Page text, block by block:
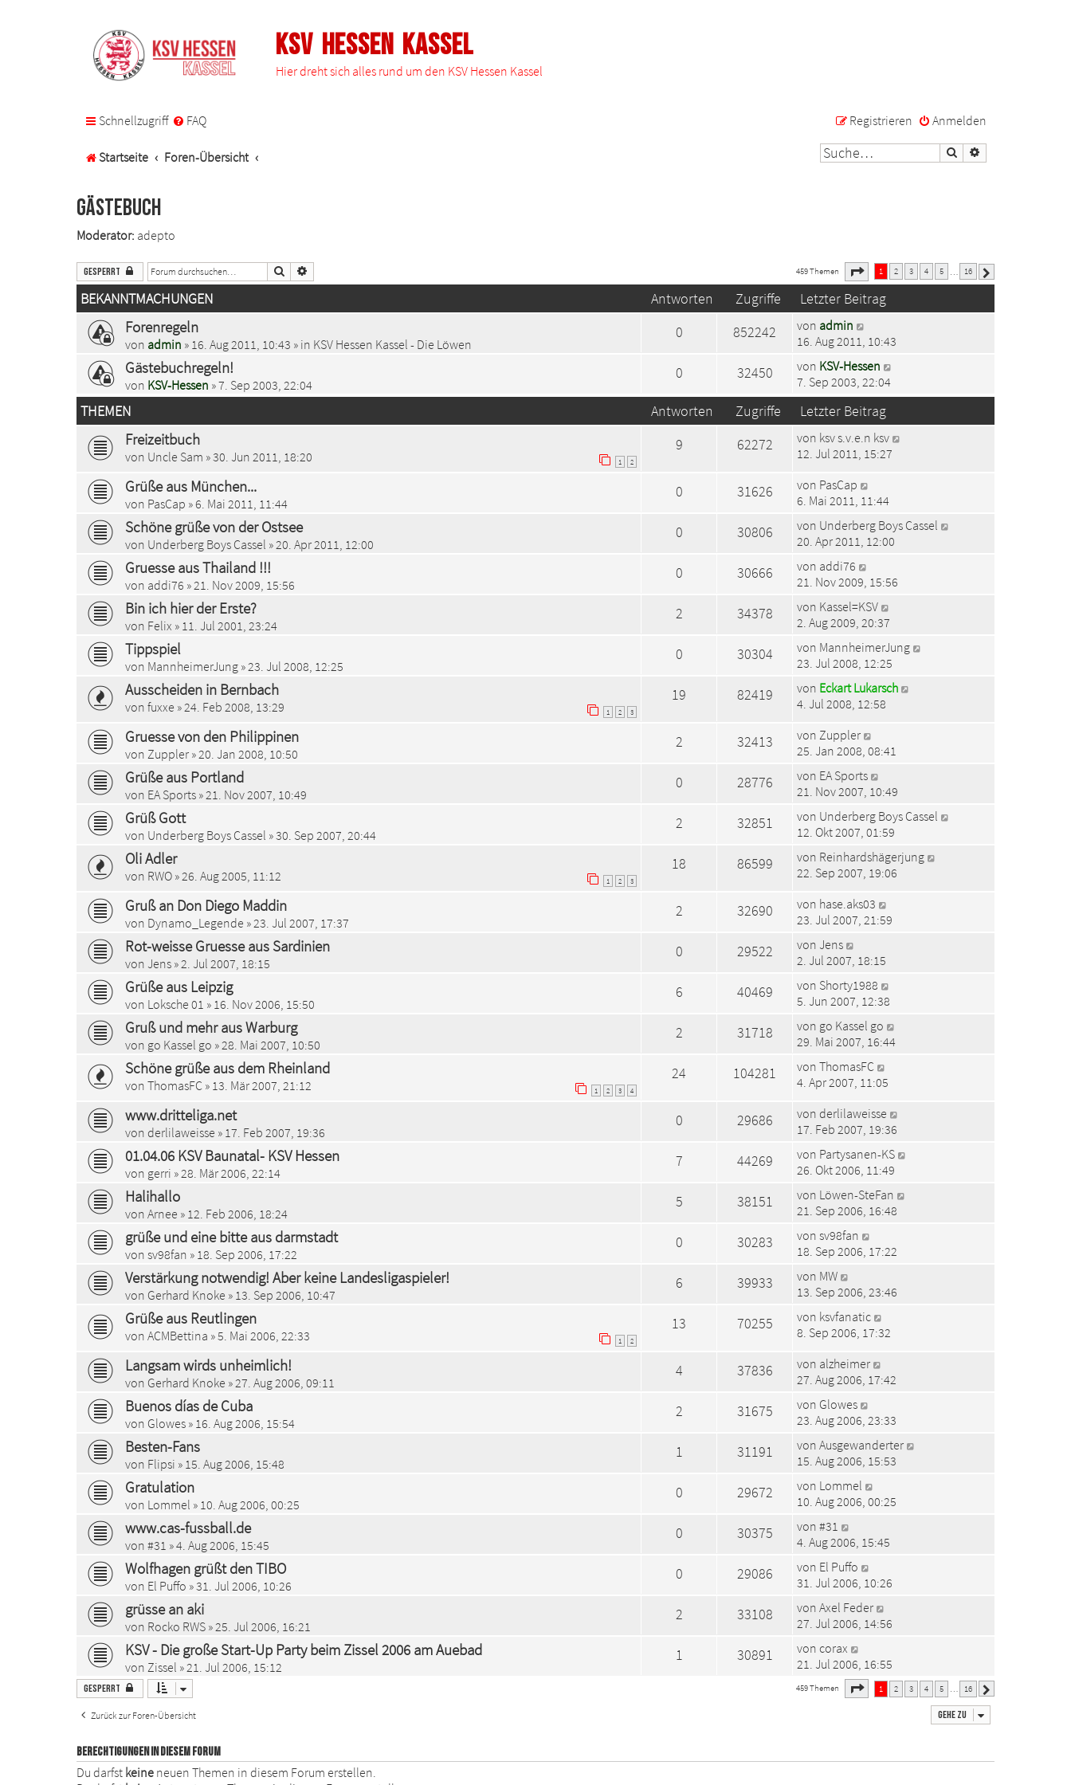
KSV Hessen Kassel
Hier dreht sich alles rund um den KSV Hessen Kassel
Schnellzugriff FAQ Anmelden
Registrieren
Startseite Foren-Übersicht Suche
Gästebuch
Moderator: adepto
Gesperrt Suche 459 Themen Seite von 16
1 2 3 4 5 16
BEKANNTMACHUNGEN Antworten Zugriffe Letzter Beitrag
Forenregeln
von admin » 16. Aug 2011, 10:43 » in KSV Hessen Kassel - Die Löwen
0 852242 von admin
16. Aug 2011, 10:43
Gästebuchregeln!
von KSV-Hessen » 7. Sep 2003, 22:04
0 32450 von KSV-Hessen
7. Sep 2003, 22:04
THEMEN Antworten Zugriffe Letzter Beitrag
Freizeitbuch
von Uncle Sam » 30. Jun 2011, 18:20 1 2
9 62272 von ksv s.v.e.n ksv
12. Jul 2011, 15:27
Grüße aus München...
von PasCap » 6. Mai 2011, 11:44
0 31626 von PasCap
6. Mai 2011, 11:44
Schöne grüße von der Ostsee
von Underberg Boys Cassel » 20. Apr 2011, 12:00
0 30806 von Underberg Boys Cassel
20. Apr 2011, 12:00
Gruesse aus Thailand !!!
von addi76 » 21. Nov 2009, 15:56
0 30666 von addi76
21. Nov 2009, 15:56
Bin ich hier der Erste?
von Felix » 11. Jul 2001, 23:24
2 34378 von Kassel=KSV
2. Aug 2009, 20:37
Tippspiel
von MannheimerJung » 23. Jul 2008, 12:25
0 30304 von MannheimerJung
23. Jul 2008, 12:25
Ausscheiden in Bernbach
von fuxxe » 24. Feb 2008, 13:29 1 2 3
19 82419 von Eckart Lukarsch
4. Jul 2008, 12:58
Gruesse von den Philippinen
von Zuppler » 20. Jan 2008, 10:50
2 32413 von Zuppler
25. Jan 2008, 08:41
Grüße aus Portland
von EA Sports » 21. Nov 2007, 10:49
0 28776 von EA Sports
21. Nov 2007, 10:49
Grüß Gott
von Underberg Boys Cassel » 30. Sep 2007, 20:44
2 32851 von Underberg Boys Cassel
12. Okt 2007, 01:59
Oli Adler
von RWO » 26. Aug 2005, 11:12 1 2 3
18 86599 von Reinhardshägerjung
22. Sep 2007, 19:06
Gruß an Don Diego Maddin
von Dynamo_Legende » 23. Jul 2007, 17:37
2 32690 von hase.aks03
23. Jul 2007, 21:59
Rot-weisse Gruesse aus Sardinien
von Jens » 2. Jul 2007, 18:15
0 29522 von Jens
2. Jul 2007, 18:15
Grüße aus Leipzig
von Loksche 01 » 16. Nov 2006, 15:50
6 40469 von Shorty1988
5. Jun 2007, 12:38
Gruß und mehr aus Warburg
von go Kassel go » 28. Mai 2007, 10:50
2 31718 von go Kassel go
29. Mai 2007, 16:44
Schöne grüße aus dem Rheinland
von ThomasFC » 13. Mär 2007, 21:12 1 2 3 4
24 104281 von ThomasFC
4. Apr 2007, 11:05
www.dritteliga.net
von derlilaweisse » 17. Feb 2007, 19:36
0 29686 von derlilaweisse
17. Feb 2007, 19:36
01.04.06 KSV Baunatal- KSV Hessen
von gerri » 28. Mär 2006, 22:14
7 44269 von Partysanen-KS
26. Okt 2006, 11:49
Halihallo
von Arnee » 12. Feb 2006, 18:24
5 38151 von Löwen-SteFan
21. Sep 2006, 16:48
grüße und eine bitte aus darmstadt
von sv98fan » 18. Sep 2006, 17:22
0 30283 von sv98fan
18. Sep 2006, 17:22
Verstärkung notwendig! Aber keine Landesligaspieler!
von Gerhard Knoke » 13. Sep 2006, 10:47
6 39933 von MW
13. Sep 2006, 23:46
Grüße aus Reutlingen
von ACMBettina » 5. Mai 2006, 22:33 1 2
13 70255 von ksvfanatic
8. Sep 2006, 17:32
Langsam wirds unheimlich!
von Gerhard Knoke » 27. Aug 2006, 09:11
4 37836 von alzheimer
27. Aug 2006, 17:42
Buenos días de Cuba
von Glowes » 16. Aug 2006, 15:54
2 31675 von Glowes
23. Aug 2006, 23:33
Besten-Fans
von Flipsi » 15. Aug 2006, 15:48
1 31191 von Ausgewanderter
15. Aug 2006, 15:53
Gratulation
von Lommel » 10. Aug 2006, 00:25
0 29672 von Lommel
10. Aug 2006, 00:25
www.cas-fussball.de
von #31 » 4. Aug 2006, 15:45
0 30375 von #31
4. Aug 2006, 15:45
Wolfhagen grüßt den TIBO
von El Puffo » 31. Jul 2006, 10:26
0 29086 von El Puffo
31. Jul 2006, 10:26
grüsse an aki
von Rocko RWS » 25. Jul 2006, 16:21
2 33108 von Axel Feder
27. Jul 2006, 14:56
KSV - Die große Start-Up Party beim Zissel 2006 am Auebad
von Zissel » 21. Jul 2006, 15:12
1 30891 von corax
21. Jul 2006, 16:55
Gesperrt 459 Themen Seite von 16
1 2 3 4 5 … 16
Zurück zur Foren-Übersicht Gehe zu
BERECHTIGUNGEN IN DIESEM FORUM
Du darfst keine neuen Themen in diesem Forum erstellen.